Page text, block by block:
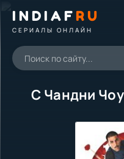
INDIAFRU
СЕРИАЛЫ ОНЛАЙН
С Чандни